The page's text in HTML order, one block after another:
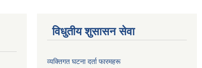
विधुतीय शुसासन सेवा
व्यक्तिगत घटना दर्ता फारमहरू